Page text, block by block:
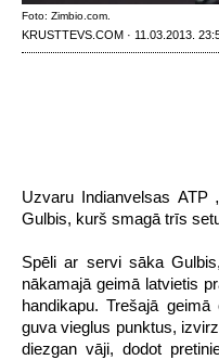
Foto: Zimbio.com.
KRUSTTEVS.COM · 11.03.2013.
Uzvaru Indianvelsas ATP
Gulbis, kurš smagā trīs
Spēli ar servi sāka
nākamajā geimā latvietis
handikapu. Trešajā
guva vieglus punktus,
diezgan vāji, dodot